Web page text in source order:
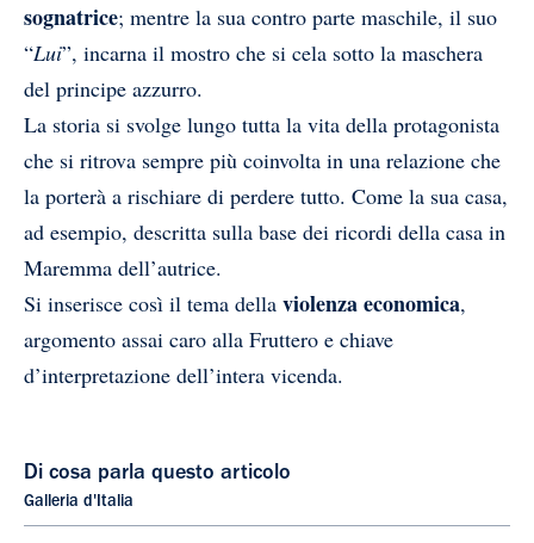
sognatrice; mentre la sua contro parte maschile, il suo
“Lui”, incarna il mostro che si cela sotto la maschera
del principe azzurro.
La storia si svolge lungo tutta la vita della protagonista
che si ritrova sempre più coinvolta in una relazione che
la porterà a rischiare di perdere tutto. Come la sua casa,
ad esempio, descritta sulla base dei ricordi della casa in
Maremma dell’autrice.
Si inserisce così il tema della violenza economica,
argomento assai caro alla Fruttero e chiave
d’interpretazione dell’intera vicenda.
Di cosa parla questo articolo
Galleria d'Italia